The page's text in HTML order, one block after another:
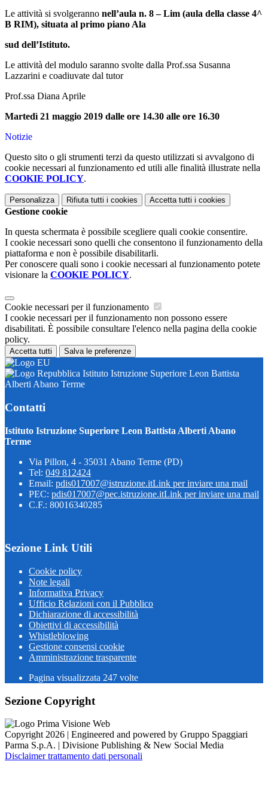
Le attività si svolgeranno nell’aula n. 8 – Lim (aula della classe 4^
B RIM), situata al primo piano Ala
sud dell’Istituto.
Le attività del modulo saranno svolte dalla Prof.ssa Susanna
Lazzarini e coadiuvate dal tutor
Prof.ssa Diana Aprile
Martedì 21 maggio 2019 dalle ore 14.30 alle ore 16.30
Notizie
Questo sito o gli strumenti terzi da questo utilizzati si avvalgono di
cookie necessari al funzionamento ed utili alle finalità illustrate nella
COOKIE POLICY.
Personalizza Rifiuta tutti i cookies Accetta tutti i cookies
Gestione cookie
In questa schermata è possibile scegliere quali cookie consentire.
I cookie necessari sono quelli che consentono il funzionamento della
piattaforma e non è possibile disabilitarli.
Per conoscere quali sono i cookie necessari al funzionamento potete
visionare la COOKIE POLICY.
Cookie necessari per il funzionamento
I cookie necessari per il funzionamento non possono essere
disabilitati. È possibile consultare l'elenco nella pagina della cookie
policy.
Accetta tutti Salva le preferenze
Istituto Istruzione Superiore Leon Battista
Alberti Abano Terme
Contatti
Istituto Istruzione Superiore Leon Battista Alberti Abano
Terme
Via Pillon, 4 - 35031 Abano Terme (PD)
Tel: 049 812424
Email: pdis017007@istruzione.itLink per inviare una mail
PEC: pdis017007@pec.istruzione.itLink per inviare una mail
C.F.: 80016340285
Sezione Link Utili
Cookie policy
Note legali
Informativa Privacy
Ufficio Relazioni con il Pubblico
Dichiarazione di accessibilità
Obiettivi di accessibilità
Whistleblowing
Gestione consensi cookie
Amministrazione trasparente
Pagina visualizzata 247 volte
Sezione Copyright
Copyright 2026 | Engineered and powered by Gruppo Spaggiari
Parma S.p.A. | Divisione Publishing & New Social Media
Disclaimer trattamento dati personali